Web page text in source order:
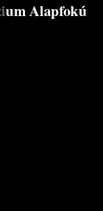
Alapfokú